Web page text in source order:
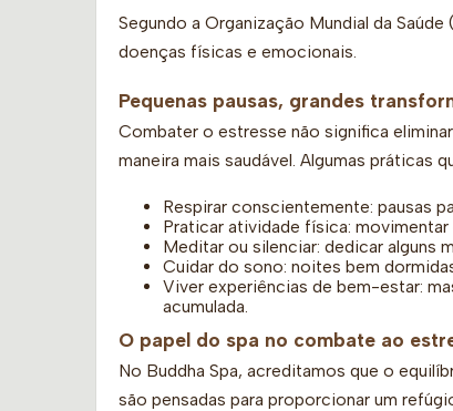
Segundo a Organização Mundial da
doenças físicas e emocionais.
Pequenas pausas, grandes
Combater o estresse não significa
maneira mais saudável. Algumas práticas
Respirar conscientemente: pausas
Praticar atividade física:
Meditar ou silenciar: dedicar alguns
Cuidar do sono: noites bem
Viver experiências de bem-estar:
acumulada.
O papel do spa no combate ao
No Buddha Spa, acreditamos que o
são pensadas para proporcionar um